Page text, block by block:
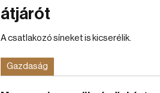
átjárót
A csatlakozó síneket is kicserélik.
Gazdaság